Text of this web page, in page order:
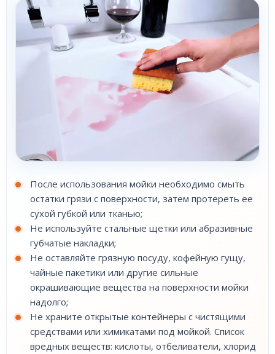
После использования мойки необходимо смыть
остатки грязи с поверхности, затем протереть ее
сухой губкой или тканью;
Не используйте стальные щетки или абразивные
губчатые накладки;
Не оставляйте грязную посуду, кофейную гущу,
чайные пакетики или другие сильные
окрашивающие вещества на поверхности мойки
надолго;
Не храните открытые контейнеры с чистящими
средствами или химикатами под мойкой. Список
вредных веществ: кислоты, отбеливатели, хлорид